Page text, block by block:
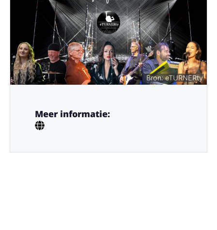
Bron: eTURNERty
Meer informatie: